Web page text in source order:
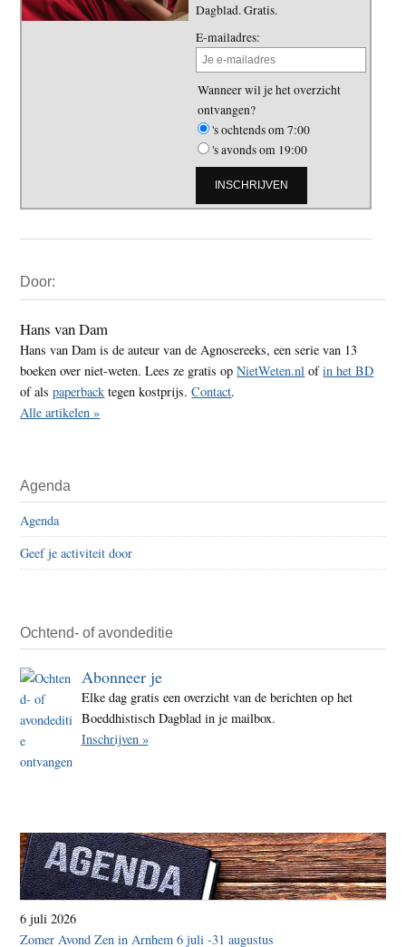
Dagblad. Gratis.
E-mailadres:
Wanneer wil je het overzicht
ontvangen?
's ochtends om 7:00
's avonds om 19:00
Sidebar
Door:
Hans van Dam
Hans van Dam is de auteur van de Agnosereeks, een serie van 13
boeken over niet-weten. Lees ze gratis opNietWeten.nl ofin het BD
of alspaperback tegen kostprijs.Contact.
Alle artikelen »
Agenda
Agenda
Geef je activiteit door
Ochtend- of avondeditie
Abonneer je
Elke dag gratis een overzicht van de berichten op het
Boeddhistisch Dagblad in je mailbox.
Inschrijven »
6 juli 2026
Zomer Avond Zen in Arnhem 6 juli -31 augustus